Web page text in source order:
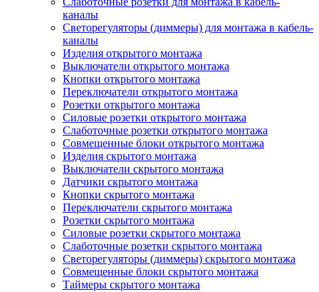
каналы
Светорегуляторы (диммеры) для монтажа в кабель-
каналы
Изделия открытого монтажа
Выключатели открытого монтажа
Кнопки открытого монтажа
Переключатели открытого монтажа
Розетки открытого монтажа
Силовые розетки открытого монтажа
Слаботочные розетки открытого монтажа
Совмещенные блоки открытого монтажа
Изделия скрытого монтажа
Выключатели скрытого монтажа
Датчики скрытого монтажа
Кнопки скрытого монтажа
Переключатели скрытого монтажа
Розетки скрытого монтажа
Силовые розетки скрытого монтажа
Слаботочные розетки скрытого монтажа
Светорегуляторы (диммеры) скрытого монтажа
Совмещенные блоки скрытого монтажа
Таймеры скрытого монтажа